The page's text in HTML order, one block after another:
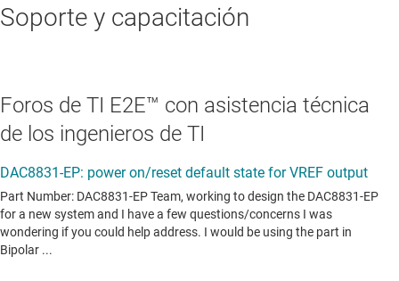
Soporte y capacitación
Foros de TI E2E™ con asistencia técnica
de los ingenieros de TI